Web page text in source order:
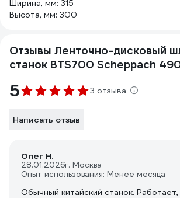
Ширина, мм: 315
Высота, мм: 300
Отзывы Ленточно-дисковый
станок BTS700 Scheppach
5 3 отзыва
Написать отзыв
Олег Н.
28.01.2026г. Москва
Опыт использования: Менее месяца
Обычный китайский станок. Работает,